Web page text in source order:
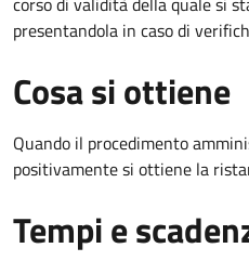
presentandola in caso di
Cosa si ottiene
Quando il procedimento
positivamente si ottiene la
Tempi e